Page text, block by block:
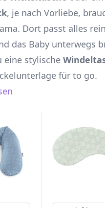
, je nach Vorliebe,
Dort passt alles
das Baby unterwegs
eine stylische
für to go.